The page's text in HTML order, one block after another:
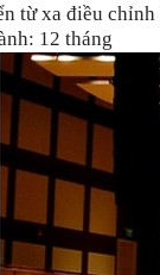
từ xa điều
12 tháng